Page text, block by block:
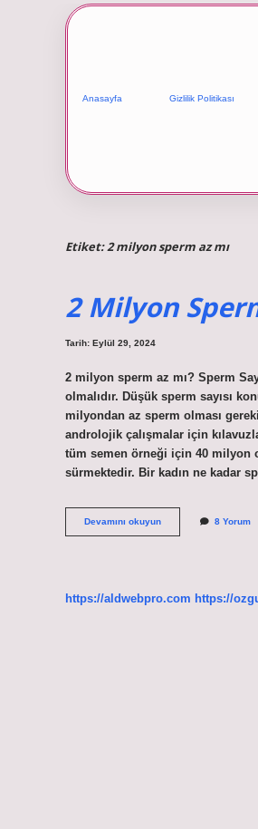
Anasayfa Gizlilik Politikası
Etiket:2 milyon sperm az mı
2 Milyon
Tarih: Eylül 29, 2024
2 milyon sperm az mı? Sperm
olmalıdır. Düşük sperm sayısı
milyondan az sperm olması
androlojik çalışmalar için
tüm semen örneği için 40 milyon
sürmektedir. Bir kadın ne kadar
Devamını okuyun2
Milyon
Mı
8 Yorum
https://aldwebpro.com https://